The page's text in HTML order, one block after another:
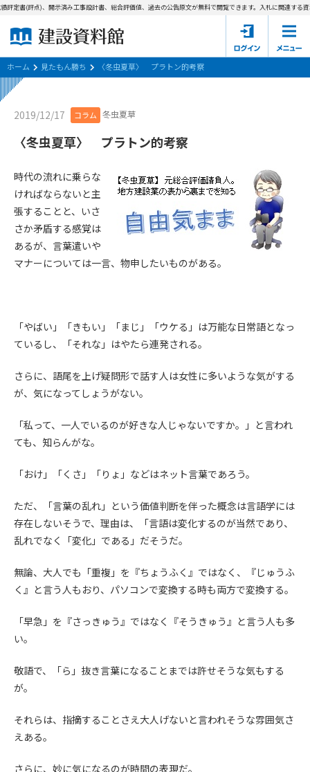
建設資料館とは
会員登録について
サポーター会員一覧
会社概要
書(評点)、開示済み工事設計書、総合評価値、過去の公告原文が無料で閲覧できます。入札に関連する資
ホーム 見たもん勝ち 〈冬虫夏草〉 プラトン的考察
2019/12/17 コラム 冬虫夏草
〈冬虫夏草〉 プラトン的考察
時代の流れに乗らな
ければならないと主
張することと、いさ
さか矛盾する感覚は
あるが、言葉遣いや
マナーについては一言、物申したいものがある。
「やばい」「きもい」「まじ」「ウケる」は万能な日常語となっ
ているし、「それな」はやたら連発される。
さらに、語尾を上げ疑問形で話す人は女性に多いような気がする
が、気になってしょうがない。
「私って、一人でいるのが好きな人じゃないですか。」と言われ
ても、知らんがな。
「おけ」「くさ」「りょ」などはネット言葉であろう。
ただ、「言葉の乱れ」という価値判断を伴った概念は言語学には
存在しないそうで、理由は、「言語は変化するのが当然であり、
乱れでなく「変化」である」だそうだ。
無論、大人でも「重複」を『ちょうふく』ではなく、『じゅうふ
く』と言う人もおり、パソコンで変換する時も両方で変換する。
「早急」を『さっきゅう』ではなく『そうきゅう』と言う人も多
い。
敬語で、「ら」抜き言葉になることまでは許せそうな気もする
が。
それらは、指摘することさえ大人げないと言われそうな雰囲気さ
えある。
さらに、妙に気になるのが時間の表現だ。
パスワードの再発行
1. 本規約は、建設資料館が提供するサポーター会あ本員、無料
会員サービスの利用条件等について定めるものです。
2. 管理者が建設資料館WEB上で随時掲載するルールは本規約の
一部を構成するものとします。
第2条（規約の変更）
第4条（会員審査および資格の取り消し）
後、管理者がこれを承認した者をいいます。
第4条（会員の定義と登録）
の何れかの項目に該当することがわかった場合、その者の会
員としての権限を承認しないことがあります。
(2) 本規約に違反した場合/li>
(4) 会員申込者が管理者所定の手続き通りに会員申込手続き処
理を行わなかった場合
(5) その他管理者が会員とすることを不適当と判断した場合
当することが判明した場合、会員資格を取り消すことがあり
ます。
第5条（IDおよびパスワードの管理）
2. 会員は、自己のIDおよびパスワードを、貸与、譲渡、売買、
3. 会員は、IDおよびパスワードの管理不十分、使用上の過誤、
第三者（他の会員を含む）の使用等による損害について責任